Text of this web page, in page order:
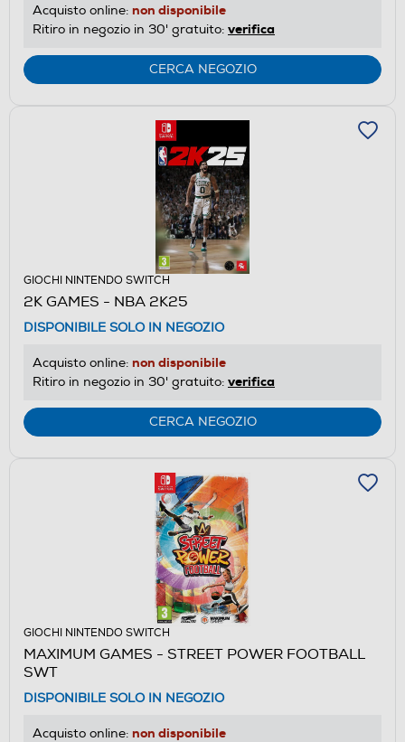
Acquisto online: non disponibile
Ritiro in negozio in 30' gratuito: verifica
CERCA NEGOZIO
GIOCHI NINTENDO SWITCH
2K GAMES - NBA 2K25
DISPONIBILE SOLO IN NEGOZIO
Acquisto online: non disponibile
Ritiro in negozio in 30' gratuito: verifica
CERCA NEGOZIO
GIOCHI NINTENDO SWITCH
MAXIMUM GAMES - STREET POWER FOOTBALL
SWT
DISPONIBILE SOLO IN NEGOZIO
Acquisto online: non disponibile